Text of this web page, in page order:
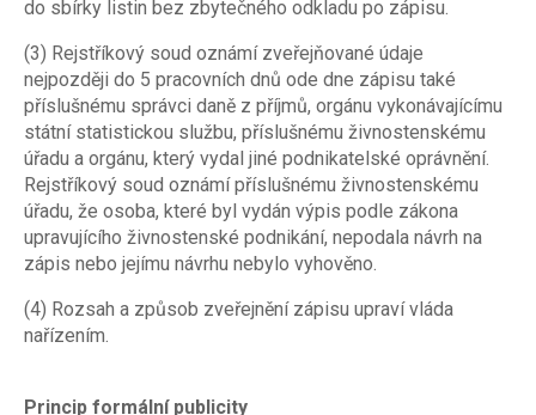
do sbírky listin bez zbytečného odkladu po zápisu.
(3) Rejstříkový soud oznámí zveřejňované údaje
nejpozději do 5 pracovních dnů ode dne zápisu také
příslušnému správci daně z příjmů, orgánu vykonávajícímu
státní statistickou službu, příslušnému živnostenskému
úřadu a orgánu, který vydal jiné podnikatelské oprávnění.
Rejstříkový soud oznámí příslušnému živnostenskému
úřadu, že osoba, které byl vydán výpis podle zákona
upravujícího živnostenské podnikání, nepodala návrh na
zápis nebo jejímu návrhu nebylo vyhověno.
(4) Rozsah a způsob zveřejnění zápisu upraví vláda
nařízením.
Princip formální publicity